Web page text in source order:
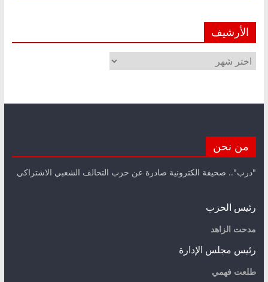
الأرشيف
الأرشيف
من نحن
"درب".. صحيفة الكترونية صادرة عن حزب التحالف الشعبي الاشتراكي
رئيس الحزب
مدحت الزاهد
رئيس مجلس الإدارة
طلعت فهمي